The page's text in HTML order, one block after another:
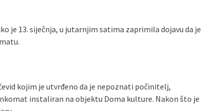
je 13. siječnja, u jutarnjim satima zaprimila dojavu da je
kojim je utvrđeno da je nepoznati počinitelj,
instaliran na objektu Doma kulture. Nakon što je